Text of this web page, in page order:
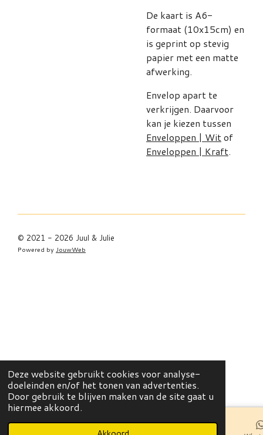
Deze website gebruikt cookies voor analyse-
doeleinden en/of het tonen van advertenties.
Door gebruik te blijven maken van de site gaat u
hiermee akkoord.
De kaart is A6-
formaat (10x15cm) en
is geprint op stevig
papier met een matte
afwerking.
Envelop apart te
verkrijgen. Daarvoor
kan je kiezen tussen
Enveloppen | Witof
Enveloppen | Kraft.
© 2021 - 2026 Juul & Julie
Powered by JouwWeb